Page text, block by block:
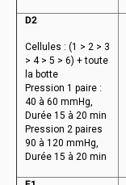
D2
Cellules : (1 > 2 > 3
> 4 > 5 > 6) + toute
la botte
Pression 1 paire :
40 à 60 mmHg,
Durée 15 à 20 min
Pression 2 paires
90 à 120 mmHg,
Durée 15 à 20 min